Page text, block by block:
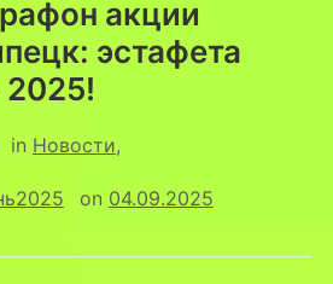
акции
эстафета
2025!
in Новости,
on 04.09.2025